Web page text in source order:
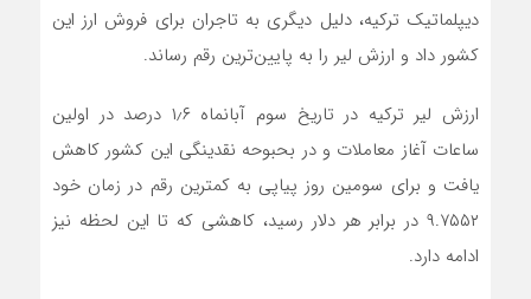
دیپلماتیک ترکیه، دلیل دیگری به تاجران برای فروش ارز این
کشور داد و ارزش لیر را به پایین‌ترین رقم رساند.
ارزش لیر ترکیه در تاریخ سوم آبانماه ۱٫۶ درصد در اولین
ساعات آغاز معاملات و در بحبوحه‌ نقدینگی این کشور کاهش‌
یافت و برای سومین روز پیاپی به کمترین رقم در زمان خود
۹.۷۵۵۲ در برابر هر دلار رسید، کاهشی که تا این لحظه نیز
ادامه دارد.